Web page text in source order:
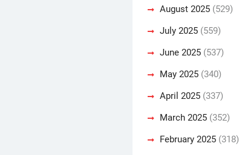
August 2025 (529)
July 2025 (559)
June 2025 (537)
May 2025 (340)
April 2025 (337)
March 2025 (352)
February 2025 (318)